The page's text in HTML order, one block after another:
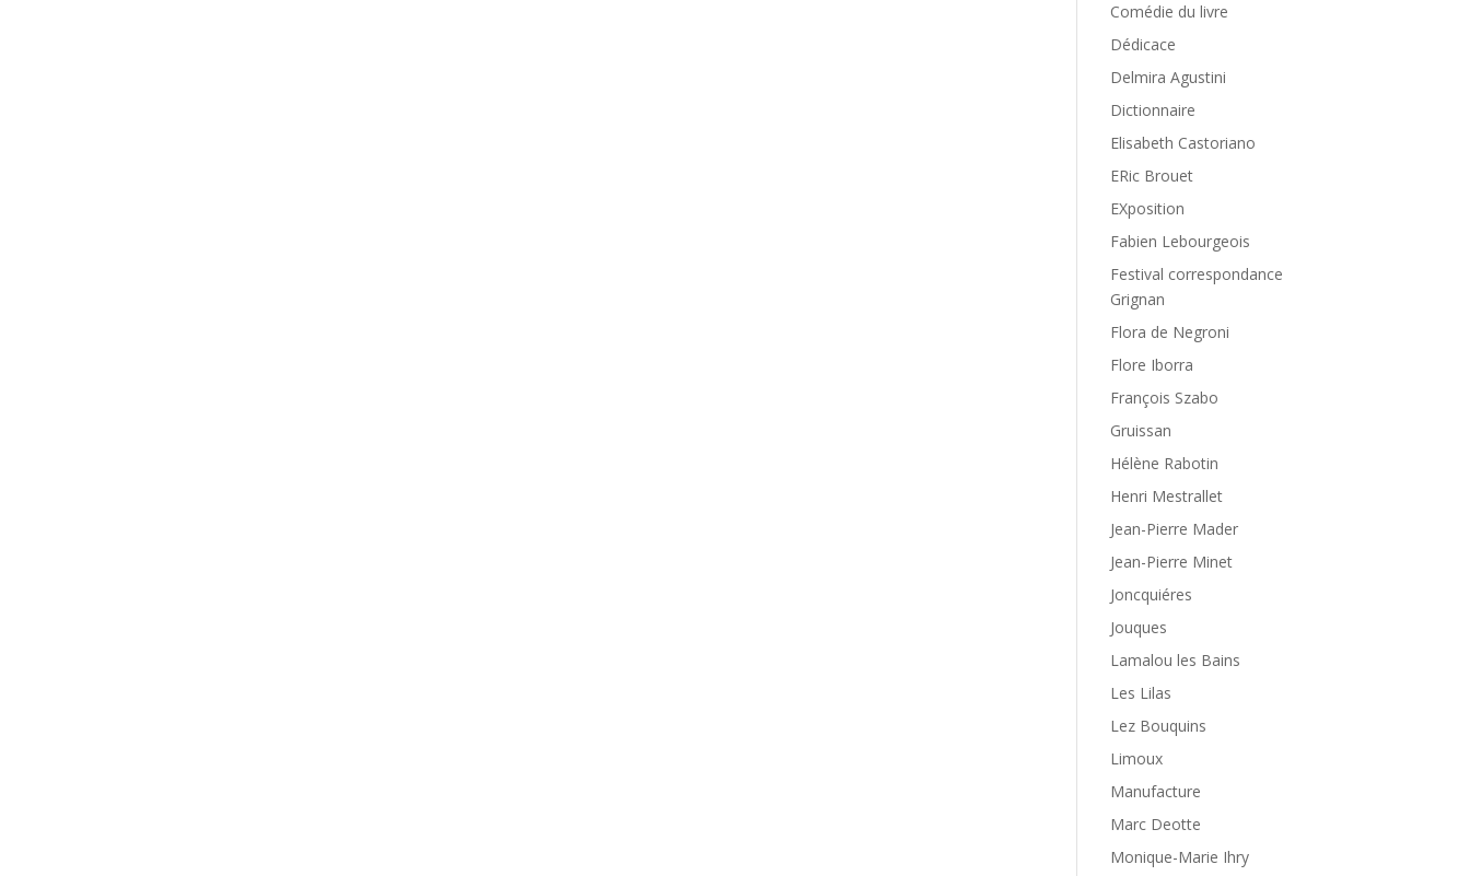
Comédie du livre
Dédicace
Delmira Agustini
Dictionnaire
Elisabeth Castoriano
ERic Brouet
EXposition
Fabien Lebourgeois
Festival correspondance
Grignan
Flora de Negroni
Flore Iborra
François Szabo
Gruissan
Hélène Rabotin
Henri Mestrallet
Jean-Pierre Mader
Jean-Pierre Minet
Joncquiéres
Jouques
Lamalou les Bains
Les Lilas
Lez Bouquins
Limoux
Manufacture
Marc Deotte
Monique-Marie Ihry